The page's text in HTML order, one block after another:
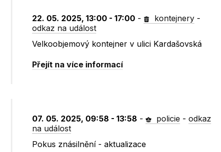
22. 05. 2025, 13:00 - 17:00 - kontejnery -
odkaz na událost
Velkoobjemový kontejner v ulici Kardašovská
Přejít na více informací
07. 05. 2025, 09:58 - 13:58 - policie -odkaz
na událost
Pokus znásilnění - aktualizace